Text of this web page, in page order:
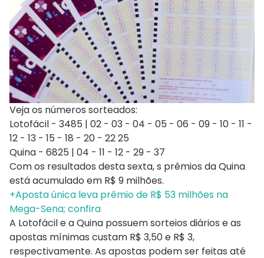
Veja os números sorteados:
Lotofácil - 3485 | 02 - 03 - 04 - 05 - 06 - 09 - 10 - 11 -
12 - 13 - 15 - 18 - 20 - 22 25
Quina - 6825 | 04 - 11 - 12 - 29 - 37
Com os resultados desta sexta, s prêmios da Quina
está acumulado em R$ 9 milhões.
+Aposta única leva prêmio de R$ 53 milhões na
Mega-Sena; confira
A Lotofácil e a Quina possuem sorteios diários e as
apostas mínimas custam R$ 3,50 e R$ 3,
respectivamente. As apostas podem ser feitas até